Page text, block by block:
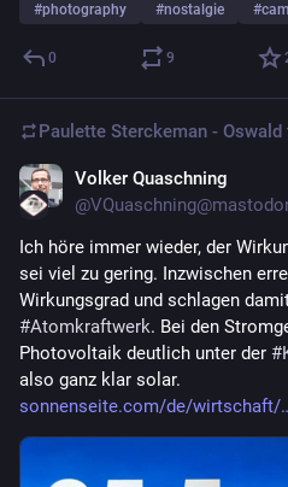
#photography #nostalgie #
0 9
Paulette Sterckeman - Oswald
Volker Quaschning
@
Ich höre immer wieder, der
sei viel zu gering. Inzwischen
#Atomkraftwerk. Bei den
Photovoltaik deutlich unter der #
also ganz klar solar.
sonnenseite.com/de/wirtschaft/